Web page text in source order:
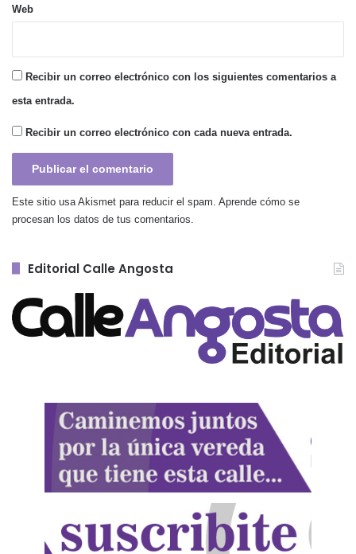
Web
Recibir un correo electrónico con los siguientes comentarios a
esta entrada.
Recibir un correo electrónico con cada nueva entrada.
Este sitio usa Akismet para reducir el spam. Aprende cómo se
procesan los datos de tus comentarios.
Editorial Calle Angosta